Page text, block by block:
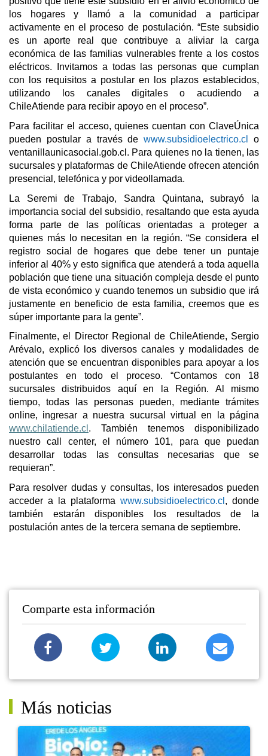
los hogares y llamó a la comunidad a participar
activamente en el proceso de postulación. “Este subsidio
es un aporte real que contribuye a aliviar la carga
económica de las familias vulnerables frente a los costos
eléctricos. Invitamos a todas las personas que cumplan
con los requisitos a postular en los plazos establecidos,
utilizando los canales digitales o acudiendo a
ChileAtiende para recibir apoyo en el proceso”.
Para facilitar el acceso, quienes cuentan con ClaveÚnica
pueden postular a través dewww.subsidioelectrico.cl
o
ventanillaunicasocial.gob.cl. Para quienes no la tienen, las
sucursales y plataformas de ChileAtiende ofrecen atención
presencial, telefónica y por videollamada.
La Seremi de Trabajo, Sandra Quintana, subrayó la
importancia social del subsidio, resaltando que esta ayuda
forma parte de las políticas orientadas a proteger a
quienes más lo necesitan en la región. “Se considera el
registro social de hogares que debe tener un puntaje
inferior al 40% y esto significa que atenderá a toda aquella
población que tiene una situación compleja desde el punto
de vista económico y cuando tenemos un subsidio que irá
justamente en beneficio de esta familia, creemos que es
súper importante para la gente”.
Finalmente, el Director Regional de ChileAtiende, Sergio
Arévalo, explicó los diversos canales y modalidades de
atención que se encuentran disponibles para apoyar a los
postulantes en todo el proceso. “Contamos con 18
sucursales distribuidos aquí en la Región. Al mismo
tiempo, todas las personas pueden, mediante trámites
online, ingresar a nuestra sucursal virtual en la página
www.chilatiende.cl . También tenemos disponibilizado
nuestro call center, el número 101, para que puedan
desarrollar todas las consultas necesarias que se
requieran”.
Para resolver dudas y consultas, los interesados pueden
acceder a la plataforma www.subsidioelectrico.cl , donde
también estarán disponibles los resultados de la
postulación antes de la tercera semana de septiembre.
Comparte esta información
Más noticias